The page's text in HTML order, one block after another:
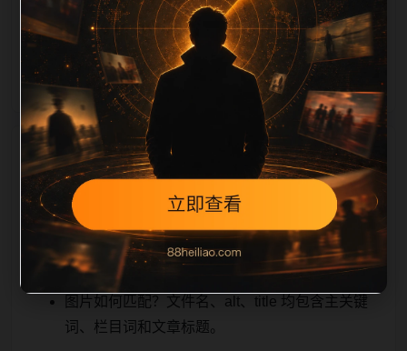
链结构，并为后续专题聚合提供可点击入口。如果后续
发现页面缺图、标题过短、描述为空或正文不足，将进
入每日 SEO 检查清单自动修正。
相关问题
翻车事件后续如何更新？按每日少量、主题相
关、图片本地化的方式持续补充。
如何继续浏览？可返回栏目页、查看热门推荐或
进入 sitemap。
图片如何匹配？文件名、alt、title 均包含主关键
词、栏目词和文章标题。